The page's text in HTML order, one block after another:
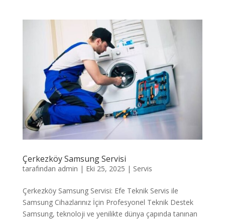
Çerkezköy Samsung Servisi
tarafından admin | Eki 25, 2025 | Servis
Çerkezköy Samsung Servisi: Efe Teknik Servis ile
Samsung Cihazlarınız İçin Profesyonel Teknik Destek
Samsung, teknoloji ve yenilikte dünya çapında tanınan